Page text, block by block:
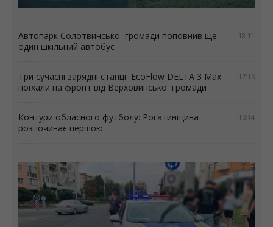
18:11
Автопарк Солотвинської громади поповнив ще
один шкільний автобус
17:16
Три сучасні зарядні станції EcoFlow DELTA 3 Max
поїхали на фронт від Верховинської громади
16:14
Контури обласного футболу: Рогатинщина
розпочинає першою